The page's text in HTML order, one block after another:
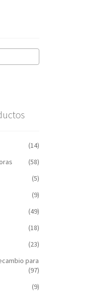
(14)
(58)
(5)
(9)
(49)
(18)
(23)
para
(97)
(9)